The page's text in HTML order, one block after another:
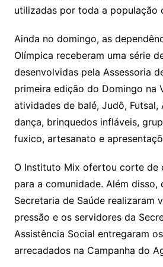
utilizadas por toda a população
Ainda no domingo, as
Olímpica receberam uma série
desenvolvidas pela Assessoria
primeira edição do Domingo na
atividades de balé, Judô,
dança, brinquedos infláveis,
fuxico, artesanato e
O Instituto Mix ofertou corte de
para a comunidade. Além disso,
Secretaria de Saúde realizaram
pressão e os servidores da
Assistência Social entregaram
arrecadados na Campanha do